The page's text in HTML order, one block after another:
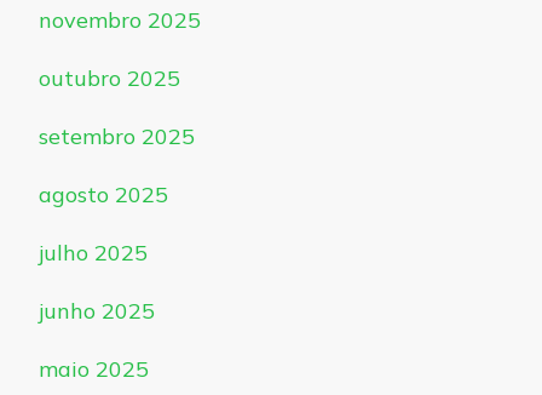
novembro 2025
outubro 2025
setembro 2025
agosto 2025
julho 2025
junho 2025
maio 2025